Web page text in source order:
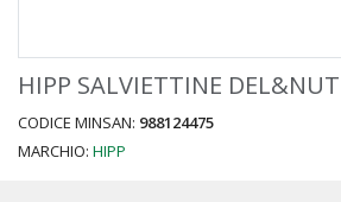
HIPP SALVIETTINE
CODICE MINSAN: 988124475
MARCHIO: HIPP